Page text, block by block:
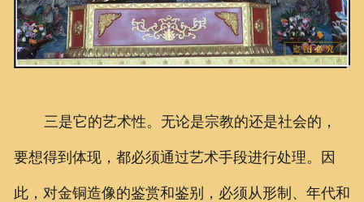
三是它的艺术性。无论是宗教的还是社会的，
要想得到体现，都必须通过艺术手段进行处理。因
此，对金铜造像的鉴赏和鉴别，必须从形制、年代和